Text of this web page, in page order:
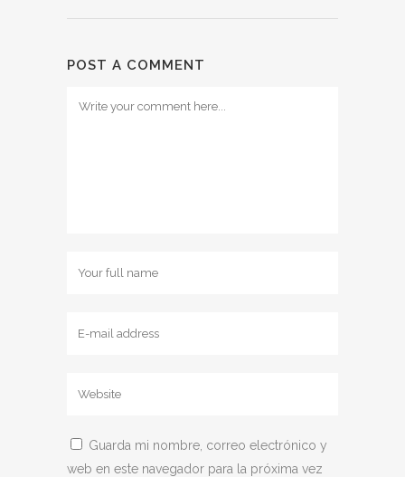
POST A COMMENT
Guarda mi nombre, correo electrónico y
web en este navegador para la próxima vez